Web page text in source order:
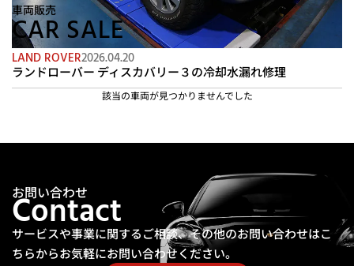
LAND ROVER2026.04.20
ランドローバー ディスカバリー３の冷却水漏れ修理
車両販売
CAR SALE
該当の車両が見つかりませんでした
Contact
お問い合わせ
サービスや事業に関するご相談、その他のお問い合わせはこ
ちらからお気軽にお問い合わせください。